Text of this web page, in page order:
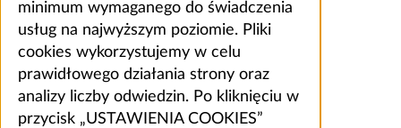
minimum wymaganego do świadczenia
usług na najwyższym poziomie. Pliki
cookies wykorzystujemy w celu
prawidłowego działania strony oraz
analizy liczby odwiedzin. Po kliknięciu w
przycisk „USTAWIENIA COOKIES”